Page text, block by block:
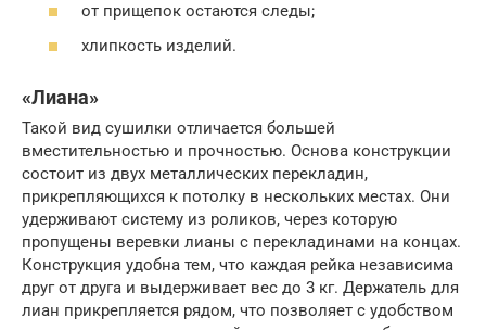
от прищепок остаются следы;
хлипкость изделий.
«Лиана»
Такой вид сушилки отличается большей
вместительностью и прочностью. Основа конструкции
состоит из двух металлических перекладин,
прикрепляющихся к потолку в нескольких местах. Они
удерживают систему из роликов, через которую
пропущены веревки лианы с перекладинами на концах.
Конструкция удобна тем, что каждая рейка независима
друг от друга и выдерживает вес до 3 кг. Держатель для
лиан прикрепляется рядом, что позволяет с удобством